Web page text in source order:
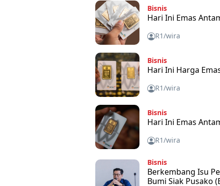
Bisnis
Hari Ini Emas
R1/wira
Bisnis
Hari Ini Harga
R1/wira
Bisnis
Hari Ini Emas
R1/wira
Bisnis
Berkembang Isu
Bumi Siak Pusako